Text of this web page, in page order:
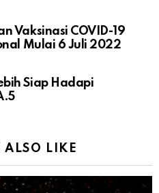
Vaksinasi COVID-19
Mulai 6 Juli 2022
Siap Hadapi
ALSO LIKE